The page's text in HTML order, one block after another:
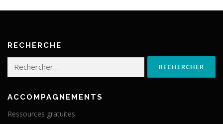
RECHERCHE
Rechercher :
ACCOMPAGNEMENTS
Ressources gratuites